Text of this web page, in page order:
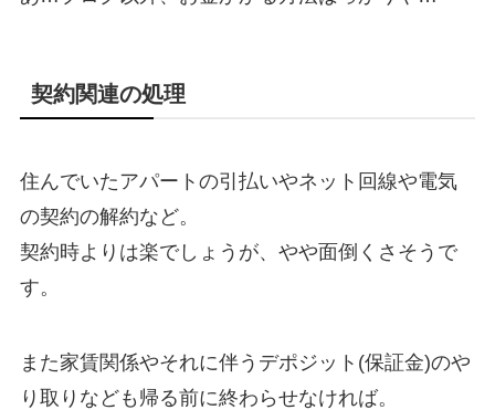
契約関連の処理
住んでいたアパートの引払いやネット回線や電気
の契約の解約など。
契約時よりは楽でしょうが、やや面倒くさそうで
す。
また家賃関係やそれに伴うデポジット(保証金)のや
り取りなども帰る前に終わらせなければ。